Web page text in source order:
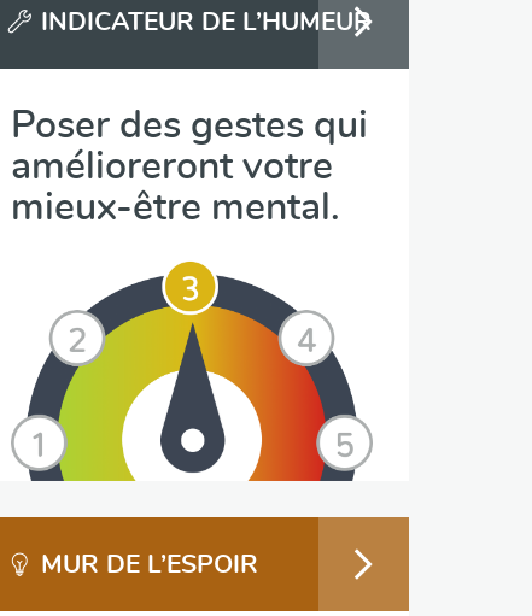
INDICATEUR DE L’HUMEUR
Poser des gestes qui
amélioreront votre
mieux-être mental.
MUR DE L’ESPOIR